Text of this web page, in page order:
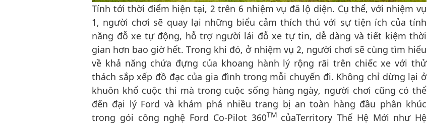
Tính tới thời điểm hiện tại, 2 trên 6 nhiệm vụ đã lộ diện. Cụ thể, với nhiệm vụ
1, người chơi sẽ quay lại những biểu cảm thích thú với sự tiện ích của tính
năng đỗ xe tự động, hỗ trợ người lái đỗ xe tự tin, dễ dàng và tiết kiệm thời
gian hơn bao giờ hết. Trong khi đó, ở nhiệm vụ 2, người chơi sẽ cùng tìm hiểu
về khả năng chứa đựng của khoang hành lý rộng rãi trên chiếc xe với thử
thách sắp xếp đồ đạc của gia đình trong mỗi chuyến đi. Không chỉ dừng lại ở
khuôn khổ cuộc thi mà trong cuộc sống hàng ngày, người chơi cũng có thể
đến đại lý Ford và khám phá nhiều trang bị an toàn hàng đầu phân khúc
trong gói công nghệ Ford Co-Pilot 360TM củaTerritory Thế Hệ Mới như Hệ